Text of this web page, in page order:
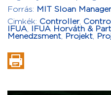
Forrás: MIT Sloan
Cimkék: Controller,
IFUA, IFUA Horváth &
Menedzsment, Projekt,